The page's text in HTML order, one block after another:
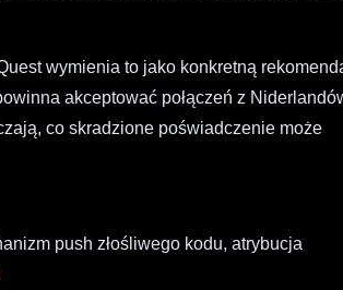
wymienia to jako konkretną
akceptować połączeń z
co skradzione poświadczenie może
push złośliwego kodu, atrybucja